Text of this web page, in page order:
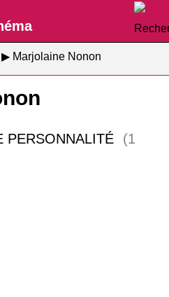
Marjolaine Nonon
PERSONNALITÉ
(1